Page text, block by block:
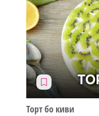
Торт бо киви